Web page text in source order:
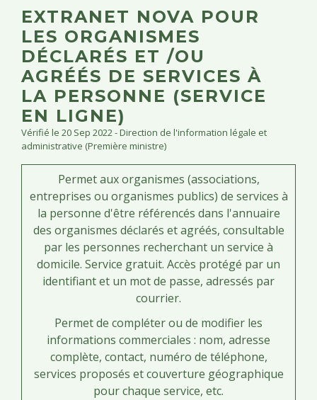
EXTRANET NOVA POUR
LES ORGANISMES
DÉCLARÉS ET /OU
AGRÉÉS DE SERVICES À
LA PERSONNE (SERVICE
EN LIGNE)
Vérifié le 20 Sep 2022 - Direction de l'information légale et
administrative (Première ministre)
Permet aux organismes (associations,
entreprises ou organismes publics) de services à
la personne d'être référencés dans l'annuaire
des organismes déclarés et agréés, consultable
par les personnes recherchant un service à
domicile. Service gratuit. Accès protégé par un
identifiant et un mot de passe, adressés par
courrier.
Permet de compléter ou de modifier les
informations commerciales : nom, adresse
complète, contact, numéro de téléphone,
services proposés et couverture géographique
pour chaque service, etc.